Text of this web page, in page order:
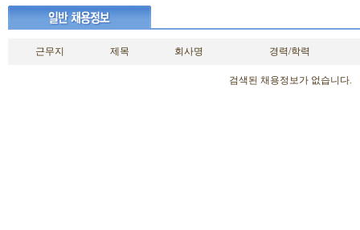
근무지 제목 회사명 경력/학력
검색된 채용정보가 없습니다.